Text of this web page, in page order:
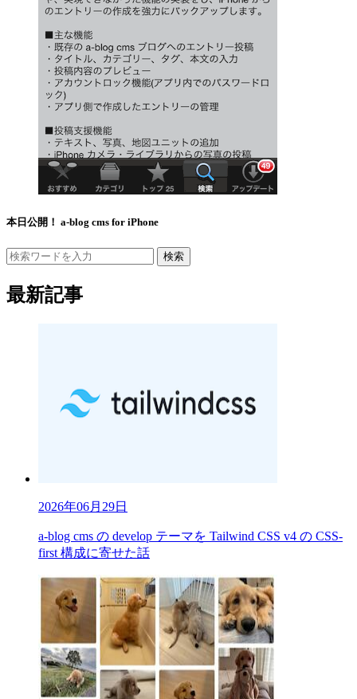
本日公開！ a-blog cms for iPhone
検索
最新記事
2026年06月29日
a-blog cms の develop テーマを Tailwind CSS v4 の CSS-
first 構成に寄せた話